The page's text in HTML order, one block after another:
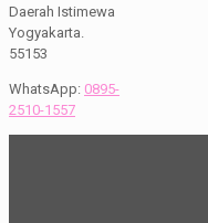
Daerah Istimewa
Yogyakarta.
55153
WhatsApp: 0895-
2510-1557